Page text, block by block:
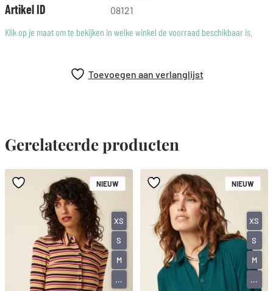
Artikel ID
08121
Klik op je maat om te bekijken in welke winkel de voorraad beschikbaar is.
Toevoegen aan verlanglijst
Gerelateerde producten
NIEUW
XS
S
M
...
NIEUW
XS
S
M
...